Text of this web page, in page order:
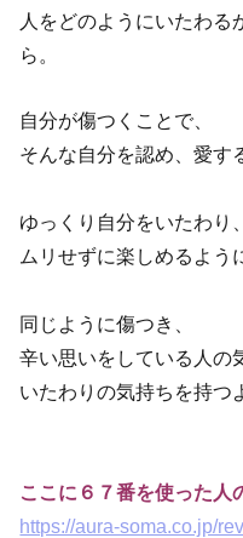
人をどのようにいたわる
ら。
自分が傷つくことで、
そんな自分を認め、愛す
ゆっくり自分をいたわり、
ムリせずに楽しめるよう
同じように傷つき、
辛い思いをしている人の
いたわりの気持ちを持つ
ここに６７番を使った人
https://aura-soma.co.jp/